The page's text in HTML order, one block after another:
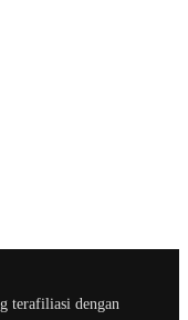
terafiliasi dengan